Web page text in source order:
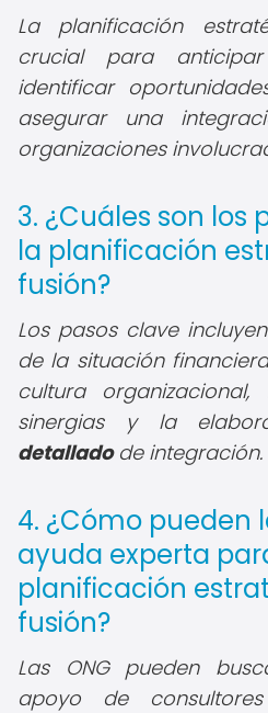
La planificación
crucial para
identificar
asegurar una
organizaciones
3. ¿Cuáles son los
la planificación
fusión?
Los pasos clave
de la situación
cultura
sinergias y la
detalladode integración.
4. ¿Cómo pueden
ayuda experta
planificación
fusión?
Las ONG pueden
apoyo de